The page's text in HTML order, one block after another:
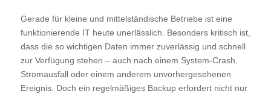
Gerade für kleine und mittelständische Betriebe ist eine
funktionierende IT heute unerlässlich. Besonders kritisch ist,
dass die so wichtigen Daten immer zuverlässig und schnell
zur Verfügung stehen – auch nach einem System-Crash,
Stromausfall oder einem anderem unvorhergesehenen
Ereignis. Doch ein regelmäßiges Backup erfordert nicht nur